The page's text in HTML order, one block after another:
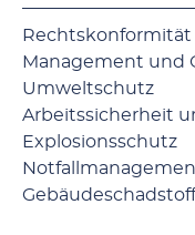
Rechtskonformität
Management und
Umweltschutz
Arbeitssicherheit
Explosionsschutz